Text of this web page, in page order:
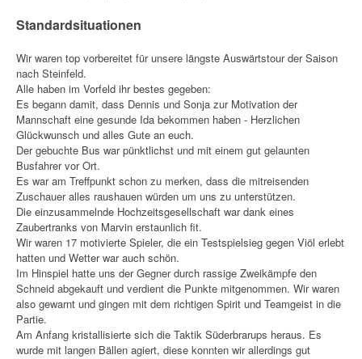
Standardsituationen
Wir waren top vorbereitet für unsere längste Auswärtstour der Saison
nach Steinfeld.
Alle haben im Vorfeld ihr bestes gegeben:
Es begann damit, dass Dennis und Sonja zur Motivation der
Mannschaft eine gesunde Ida bekommen haben - Herzlichen
Glückwunsch und alles Gute an euch.
Der gebuchte Bus war pünktlichst und mit einem gut gelaunten
Busfahrer vor Ort.
Es war am Treffpunkt schon zu merken, dass die mitreisenden
Zuschauer alles raushauen würden um uns zu unterstützen.
Die einzusammelnde Hochzeitsgesellschaft war dank eines
Zaubertranks von Marvin erstaunlich fit.
Wir waren 17 motivierte Spieler, die ein Testspielsieg gegen Viöl erlebt
hatten und Wetter war auch schön.
Im Hinspiel hatte uns der Gegner durch rassige Zweikämpfe den
Schneid abgekauft und verdient die Punkte mitgenommen. Wir waren
also gewarnt und gingen mit dem richtigen Spirit und Teamgeist in die
Partie.
Am Anfang kristallisierte sich die Taktik Süderbrarups heraus. Es
wurde mit langen Bällen agiert, diese konnten wir allerdings gut